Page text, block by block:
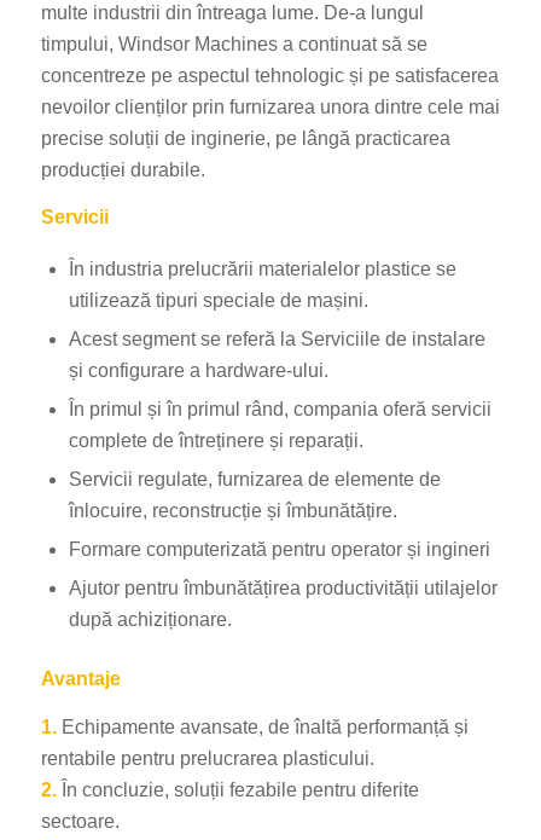
multe industrii din întreaga lume. De-a lungul
timpului, Windsor Machines a continuat să se
concentreze pe aspectul tehnologic și pe satisfacerea
nevoilor clienților prin furnizarea unora dintre cele mai
precise soluții de inginerie, pe lângă practicarea
producției durabile.
Servicii
În industria prelucrării materialelor plastice se
utilizează tipuri speciale de mașini.
Acest segment se referă la Serviciile de instalare
și configurare a hardware-ului.
În primul și în primul rând, compania oferă servicii
complete de întreținere și reparații.
Servicii regulate, furnizarea de elemente de
înlocuire, reconstrucție și îmbunătățire.
Formare computerizată pentru operator și ingineri
Ajutor pentru îmbunătățirea productivității utilajelor
după achiziționare.
Avantaje
1.Echipamente avansate, de înaltă performanță și
rentabile pentru prelucrarea plasticului.
2.În concluzie, soluții fezabile pentru diferite
sectoare.